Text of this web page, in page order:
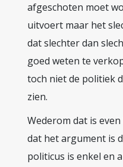
afgeschoten moet
uitvoert maar het
dat slechter dan
goed weten te
toch niet de politiek
zien.
Wederom dat is
dat het argument is
politicus is enkel en